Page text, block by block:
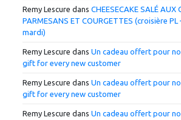
Remy Lescure dansCHEESECAKE SALÉ AUX
PARMESANS ET COURGETTES (croisière
mardi)
Remy Lescure dansUn cadeau offert pour
gift for every new customer
Remy Lescure dansUn cadeau offert pour
gift for every new customer
Remy Lescure dansUn cadeau offert pour